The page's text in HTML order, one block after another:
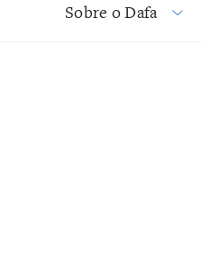
Sobre o Dafa